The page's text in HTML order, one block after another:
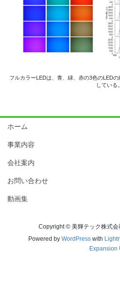
フルカラーLEDは、青、緑、赤の3色のLED
している。
ホーム
事業内容
会社案内
お問い合わせ
動画集
Copyright © 美輝テック株式会
Powered by WordPresswith
Expansion